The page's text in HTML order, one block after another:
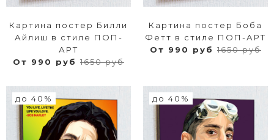
Картина постер Билли
Айлиш в стиле ПОП-
АРТ
От 990 руб 1650 руб
Картина постер Боба
Фетт в стиле ПОП-АРТ
От 990 руб 1650 руб
до 40% до 40%